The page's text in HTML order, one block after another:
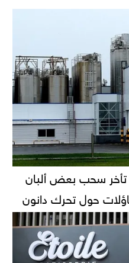
سحب بعض ألبان
حول تحرك دانون